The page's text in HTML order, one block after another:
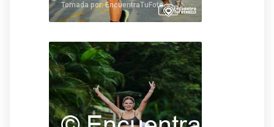
Tomada por: EncuentraTuFoto